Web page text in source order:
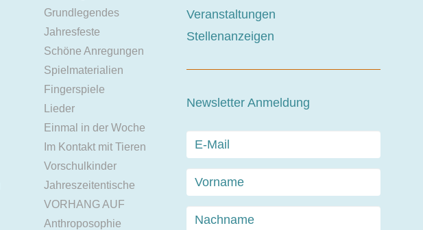
Grundlegendes
Jahresfeste
Schöne Anregungen
Spielmaterialien
Fingerspiele
Lieder
Einmal in der Woche
Im Kontakt mit Tieren
Vorschulkinder
Jahreszeitentische
VORHANG AUF
Anthroposophie
Veranstaltungen
Stellenanzeigen
Newsletter Anmeldung